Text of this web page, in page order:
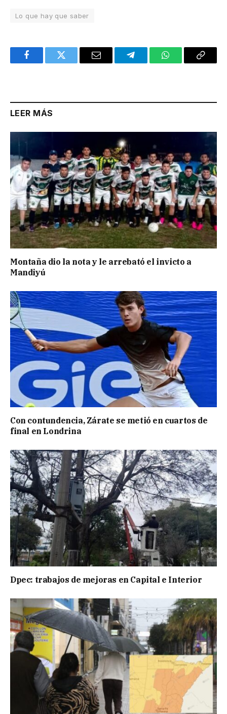
Lo que hay que saber
FacebookTwitter Email TelegramWhatsAppCopy
LEER MÁS
Montaña dio la nota y le arrebató el invicto a
Mandiyú
Con contundencia, Zárate se metió en cuartos de
final en Londrina
Dpec: trabajos de mejoras en Capital e Interior